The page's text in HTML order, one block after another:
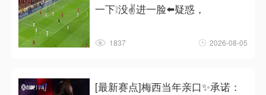
一下❕没✌️进一脸⬅️疑惑，
1837 2026-08-05
[最新赛点]梅西当年亲口✨承诺：